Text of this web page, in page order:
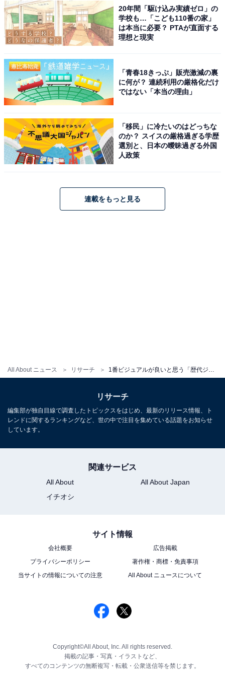
All About ニュース リサーチ
20年間「駆け込み実績ゼロ」の
学校も…「こども110番の家」
は本当に必要？ PTAが直面する
理想と現実
「青春18きっぷ」販売激減の裏
に何が？ 連続利用の厳格化だけ
ではない「本当の理由」
「移民」に冷たいのはどっちな
のか？ スイスの厳格過ぎる学歴
選別と、日本の曖昧過ぎる外国
人政策
連載をもっと見る
リサーチ
編集部が独自目線で調査したトピックスをはじめ、最新のリリース情報、ト
レンドに関するランキングなど、世の中で注目を集めている話題をお知らせ
しています。
関連サービス
All About
All About Japan
イチオシ
サイト情報
会社概要
広告掲載
プライバシーポリシー
著作権・商標・免責事項
当サイトの情報についての注意
All About ニュースについて
Copyright©All About, Inc. All rights reserved.
掲載の記事・写真・イラストなど、
すべてのコンテンツの無断複写・転載・公衆送信等を禁じます。